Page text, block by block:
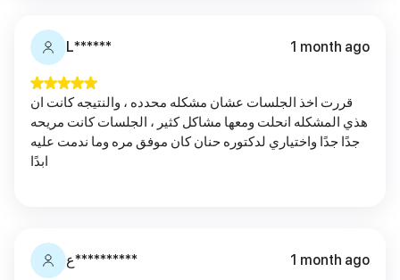
L****** 1 month ago
قررت اخذ الجلسات عشان مشكله محدده ، والنتيجه كانت ان
هذي المشكله انحلت ومعها مشاكل كثير ، الجلسات كانت مريحه
جدًا جدًا واختياري لدكتوره حنان كان موفق مره وما ندمت عليه
ابدًا
ع********** 1 month ago